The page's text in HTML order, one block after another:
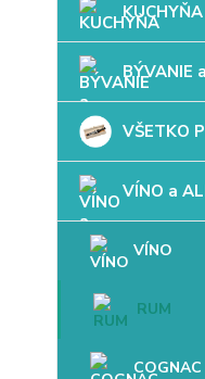
KUCHYŇA
BÝVANIE
VŠETKO
VÍNO a
VÍNO
RUM
COGNAC